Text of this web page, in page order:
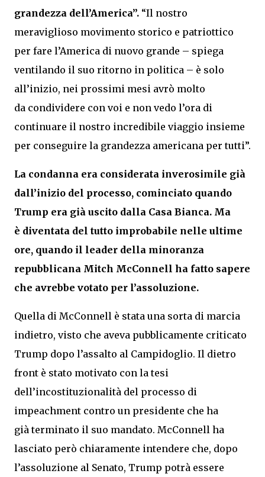
grandezza dell’America”. “Il nostro
meraviglioso movimento storico e patriottico
per fare l’America di nuovo grande – spiega
ventilando il suo ritorno in politica – è solo
all’inizio, nei prossimi mesi avrò molto
da condividere con voi e non vedo l’ora di
continuare il nostro incredibile viaggio insieme
per conseguire la grandezza americana per tutti”.
La condanna era considerata inverosimile già
dall’inizio del processo, cominciato quando
Trump era già uscito dalla Casa Bianca. Ma
è diventata del tutto improbabile nelle ultime
ore, quando il leader della minoranza
repubblicana Mitch McConnell ha fatto sapere
che avrebbe votato per l’assoluzione.
Quella di McConnell è stata una sorta di marcia
indietro, visto che aveva pubblicamente criticato
Trump dopo l’assalto al Campidoglio. Il dietro
front è stato motivato con la tesi
dell’incostituzionalità del processo di
impeachment contro un presidente che ha
già terminato il suo mandato. McConnell ha
lasciato però chiaramente intendere che, dopo
l’assoluzione al Senato, Trump potrà essere